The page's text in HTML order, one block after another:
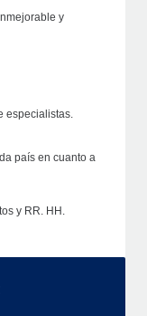
y
especialistas.
país en cuanto a
y RR. HH.